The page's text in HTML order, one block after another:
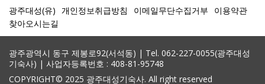
광주대성(유) 개인정보취급방침 이메일무단수집거부
이용약관
찾아오시는길
광주광역시 동구 제봉로92(서석동) | Tel. 062-227-0055(광주대성
기숙사) | 사업자등록번호 : 408-81-95748
COPYRIGHT© 2025 광주대성기숙사. All right reserved